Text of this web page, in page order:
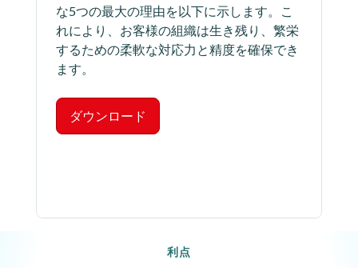
な5つの最大の理由を以下に示します。こ
れにより、お客様の組織は生き残り、繁栄
するための柔軟な対応力と精度を確保でき
ます。
ダウンロード
利点